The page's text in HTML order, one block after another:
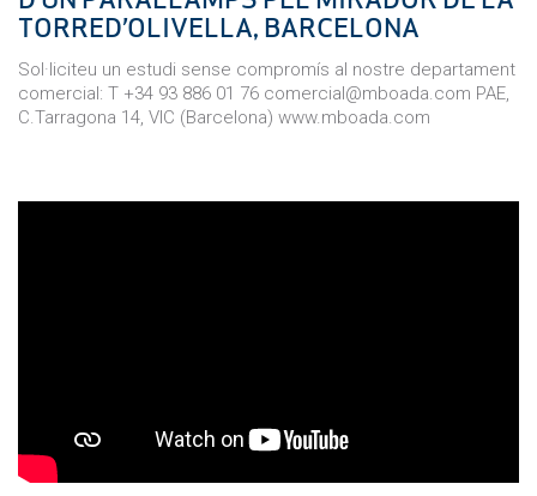
TORRED’OLIVELLA, BARCELONA
Sol·liciteu un estudi sense compromís al nostre departament
comercial: T +34 93 886 01 76 comercial@mboada.com PAE,
C.Tarragona 14, VIC (Barcelona) www.mboada.com